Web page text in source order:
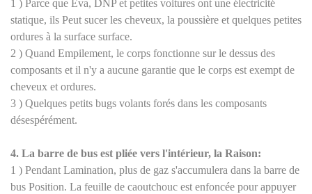
1 ) Parce que Eva, DNP et petites voitures ont une électricité
statique, ils Peut sucer les cheveux, la poussière et quelques petites
ordures à la surface surface.
2 ) Quand Empilement, le corps fonctionne sur le dessus des
composants et il n'y a aucune garantie que le corps est exempt de
cheveux et ordures.
3 ) Quelques petits bugs volants forés dans les composants
désespérément.
4. La barre de bus est pliée vers l'intérieur, la Raison:
1 ) Pendant Lamination, plus de gaz s'accumulera dans la barre de
bus Position. La feuille de caoutchouc est enfoncée pour appuyer